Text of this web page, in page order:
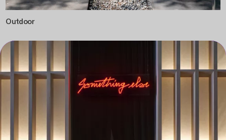
Outdoor